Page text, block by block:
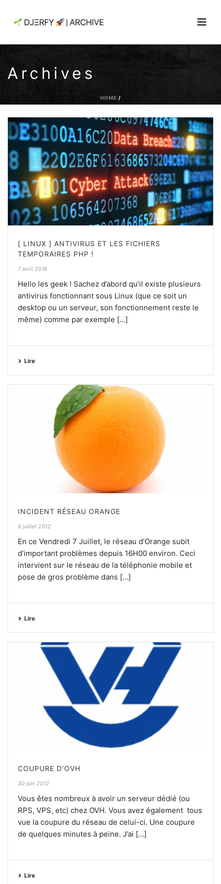
Archives
HOME /
[ LINUX ] ANTIVIRUS ET LES FICHIERS
TEMPORAIRES PHP !
7 avril 2016
Hello les geek ! Sachez d’abord qu’il existe plusieurs
antivirus fonctionnant sous Linux (que ce soit un
desktop ou un serveur, son fonctionnement reste le
même) comme par exemple [...]
Lire
INCIDENT RÉSEAU ORANGE
6 juillet 2012
En ce Vendredi 7 Juillet, le réseau d’Orange subit
d’important problèmes depuis 16H00 environ. Ceci
intervient sur le réseau de la téléphonie mobile et
pose de gros problème dans [...]
Lire
COUPURE D’OVH
30 juin 2012
Vous êtes nombreux à avoir un serveur dédié (ou
RPS, VPS, etc) chez OVH. Vous avez également tous
vue la coupure du réseau de celui-ci. Une coupure
de quelques minutes à peine. J’ai [...]
Lire